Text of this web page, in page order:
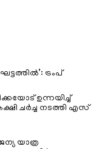
ട്രംപ്
ഉന്നയിച്ച്
ചർച്ച നടത്തി എസ്
യാത്ര